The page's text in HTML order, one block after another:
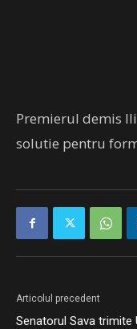
Premierul demis
solutie pentru
Articolul precedent
Senatorul Sava trimite